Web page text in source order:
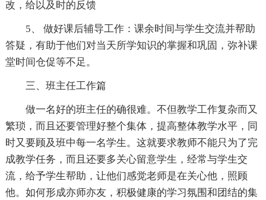
改，给以及时的反馈
5、 做好课后辅导工作：课余时间与学生交流并帮助
答疑，有助于他们对当天所学知识的掌握和巩固，弥补课
堂时间仓促等不足。
三、班主任工作篇
做一名好的班主任的确很难。不但教学工作复杂而又
繁琐，而且还要管理好整个集体，提高整体教学水平，同
时又要顾及班中每一名学生。这就要求教师不能只为了完
成教学任务，而且还要多关心留意学生，经常与学生交
流，给予学生帮助，让他们感觉老师是在关心他，照顾
他。如何形成亦师亦友，积极健康的学习氛围和团结的集